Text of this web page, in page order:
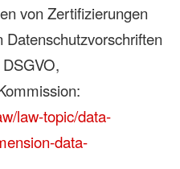
von Zertifizierungen
law-topic/data-
data-